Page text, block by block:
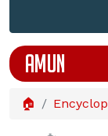
AMUN
🏠